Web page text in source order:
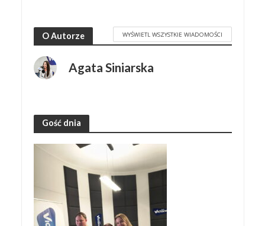
O Autorze WYŚWIETL WSZYSTKIE WIADOMOŚCI
Agata Siniarska
Gość dnia